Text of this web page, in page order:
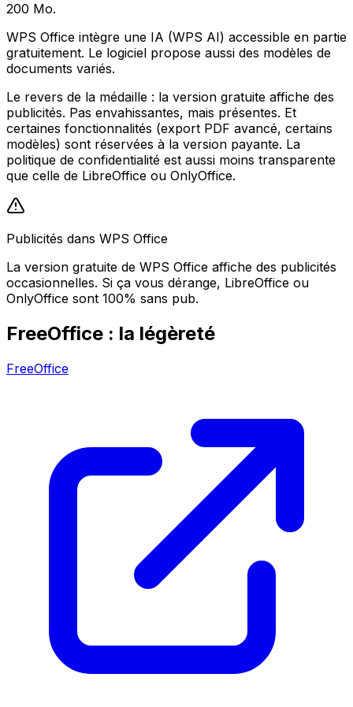
200 Mo.
WPS Office intègre une IA (WPS AI) accessible en partie
gratuitement. Le logiciel propose aussi des modèles de
documents variés.
Le revers de la médaille : la version gratuite affiche des
publicités. Pas envahissantes, mais présentes. Et
certaines fonctionnalités (export PDF avancé, certains
modèles) sont réservées à la version payante. La
politique de confidentialité est aussi moins transparente
que celle de LibreOffice ou OnlyOffice.
Publicités dans WPS Office
La version gratuite de WPS Office affiche des publicités
occasionnelles. Si ça vous dérange, LibreOffice ou
OnlyOffice sont 100% sans pub.
FreeOffice : la légèreté
FreeOffice